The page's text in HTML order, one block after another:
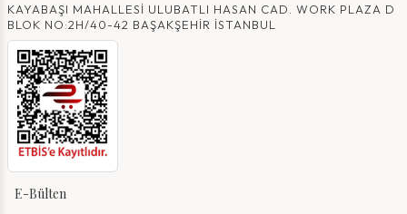
KAYABAŞI MAHALLESI ULUBATLI HASAN CAD. WORK PLAZA D
BLOK NO:2H/40-42 BAŞAKŞEHIR İSTANBUL
E-Bülten